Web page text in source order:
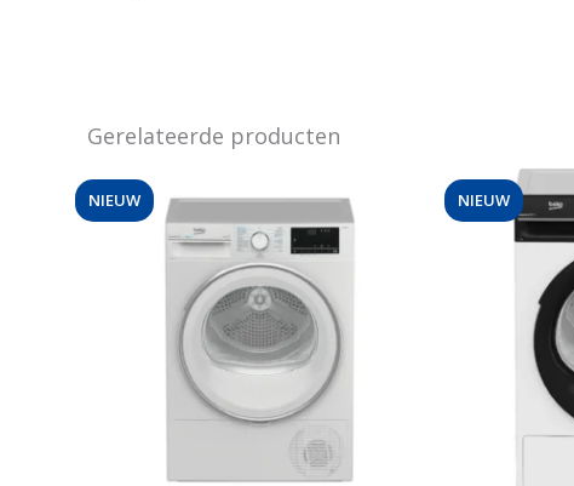
Gerelateerde producten
NIEUW NIEUW